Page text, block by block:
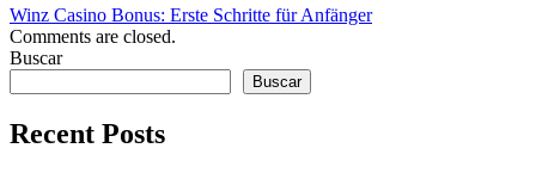
Winz Casino Bonus: Erste Schritte für Anfänger
Comments are closed.
Buscar
Buscar
Recent Posts